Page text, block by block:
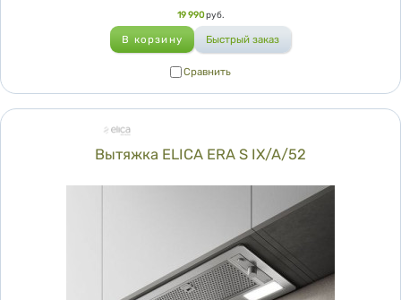
19 990 руб.
Сравнить
Вытяжка ELICA ERA S IX/A/52